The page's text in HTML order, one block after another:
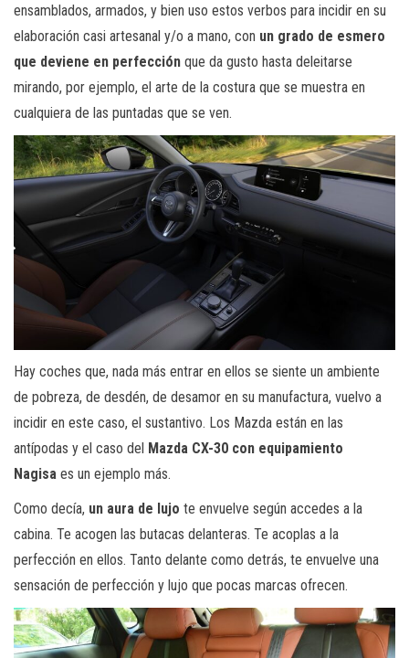
ensamblados, armados, y bien uso estos verbos para incidir en su
elaboración casi artesanal y/o a mano, con un grado de esmero
que deviene en perfección que da gusto hasta deleitarse
mirando, por ejemplo, el arte de la costura que se muestra en
cualquiera de las puntadas que se ven.
Hay coches que, nada más entrar en ellos se siente un ambiente
de pobreza, de desdén, de desamor en su manufactura, vuelvo a
incidir en este caso, el sustantivo. Los Mazda están en las
antípodas y el caso del Mazda CX-30 con equipamiento
Nagisa es un ejemplo más.
Como decía, un aura de lujo te envuelve según accedes a la
cabina. Te acogen las butacas delanteras. Te acoplas a la
perfección en ellos. Tanto delante como detrás, te envuelve una
sensación de perfección y lujo que pocas marcas ofrecen.